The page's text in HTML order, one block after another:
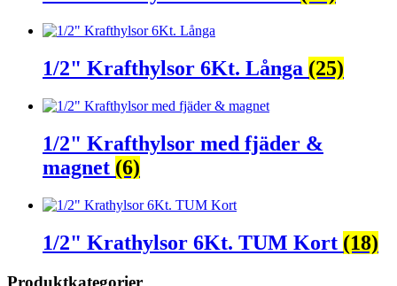
1/2" Krafthylsor 6Kt. Långa (25)
1/2" Krafthylsor med fjäder &
magnet (6)
1/2" Krathylsor 6Kt. TUM Kort (18)
Produktkategorier